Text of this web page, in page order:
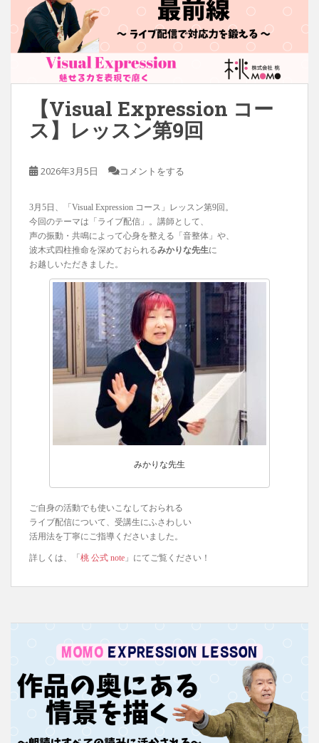
【Visual Expression コー
ス】レッスン第9回
2026年3月5日 コメントをする
3月5日、「Visual Expression コース」レッスン第9回。
今回のテーマは「ライブ配信」。講師として、
声の振動・共鳴によって心身を整える「音整体」や、
波木式四柱推命を深めておられるみかりな先生に
お越しいただきました。
みかりな先生
ご自身の活動でも使いこなしておられる
ライブ配信について、受講生にふさわしい
活用法を丁寧にご指導くださいました。
詳しくは、「桃 公式 note 」にてご覧ください！